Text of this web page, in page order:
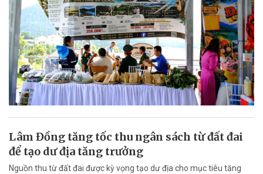
Lâm Đồng tăng tốc thu ngân sách từ đất đai
để tạo dư địa tăng trưởng
Nguồn thu từ đất đai được kỳ vọng tạo dư địa cho mục tiêu tăng